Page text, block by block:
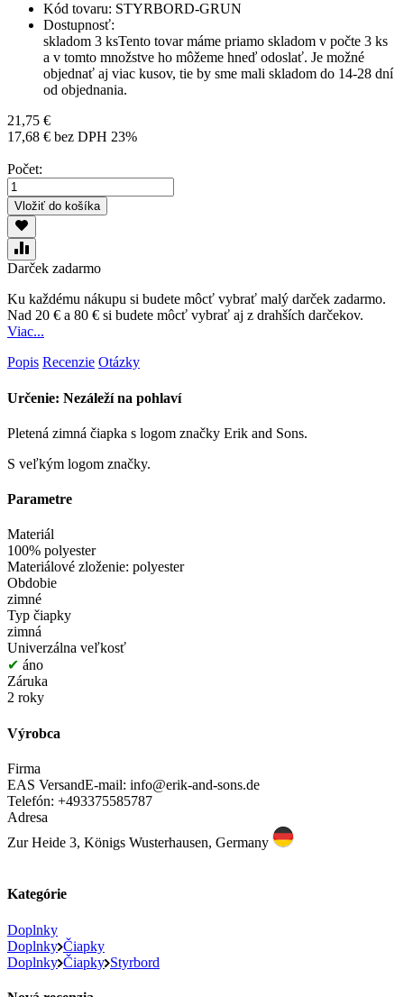
Kód tovaru: STYRBORD-GRUN
Dostupnosť:
skladom 3 ksTento tovar máme priamo skladom v počte 3 ks
a v tomto množstve ho môžeme hneď odoslať. Je možné
objednať aj viac kusov, tie by sme mali skladom do 14-28 dní
od objednania.
21,75 €
17,68 € bez DPH 23%
Počet:
Vložiť do košíka
Darček zadarmo
Ku každému nákupu si budete môcť vybrať malý darček zadarmo.
Nad 20 € a 80 € si budete môcť vybrať aj z drahších darčekov.
Viac...
Popis Recenzie Otázky
Určenie: Nezáleží na pohlaví
Pletená zimná čiapka s logom značky Erik and Sons.
S veľkým logom značky.
Parametre
Materiál
100% polyester
Materiálové zloženie: polyester
Obdobie
zimné
Typ čiapky
zimná
Univerzálna veľkosť
✔ áno
Záruka
2 roky
Výrobca
Firma
EAS VersandE-mail: info@erik-and-sons.de
Telefón: +493375585787
Adresa
Zur Heide 3, Königs Wusterhausen, Germany
Kategórie
Doplnky
Doplnky Čiapky
Doplnky Čiapky Styrbord